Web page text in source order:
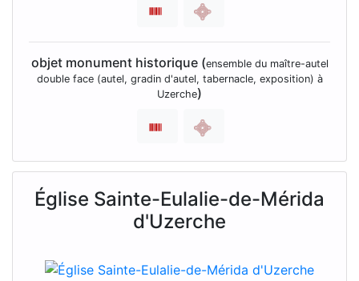
objet monument historique (ensemble du maître-autel
double face (autel, gradin d'autel, tabernacle, exposition) à
Uzerche)
Église Sainte-Eulalie-de-Mérida
d'Uzerche